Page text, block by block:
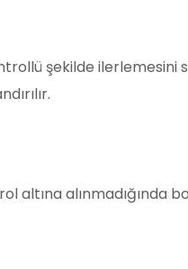
şekilde ilerlemesini
altına alınmadığında